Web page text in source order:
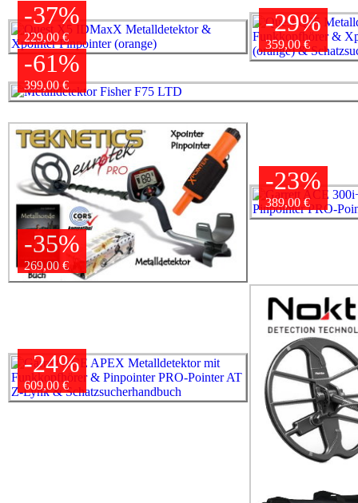
-37%
229,00 €
-29%
359,00 €
-61%
399,00 €
-35%
269,00 €
-23%
389,00 €
-24%
609,00 €